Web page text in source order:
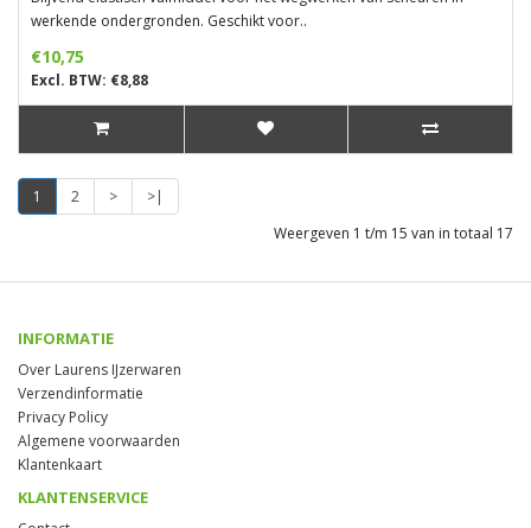
werkende ondergronden. Geschikt voor..
€10,75
Excl. BTW: €8,88
1 2 >
>|
Weergeven 1 t/m 15 van in totaal 17
INFORMATIE
Over Laurens IJzerwaren
Verzendinformatie
Privacy Policy
Algemene voorwaarden
Klantenkaart
KLANTENSERVICE